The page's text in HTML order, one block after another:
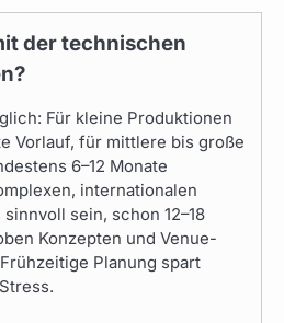
der technischen
Für kleine Produktionen
Vorlauf, für mittlere bis große
6–12 Monate
internationalen
sein, schon 12–18
Konzepten und Venue-
Planung spart